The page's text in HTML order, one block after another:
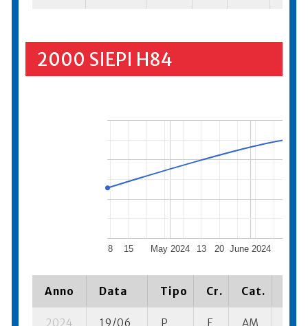
2000 SIEPI H84
May 2024 June 2024
8 15 13 20
Anno Data Tipo Cr. Cat.
2024 19/06 P E AM